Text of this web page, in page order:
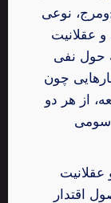
نوعی
و عقلانیت
حول نفی
چون
از هر دو
سومی
اقتدار